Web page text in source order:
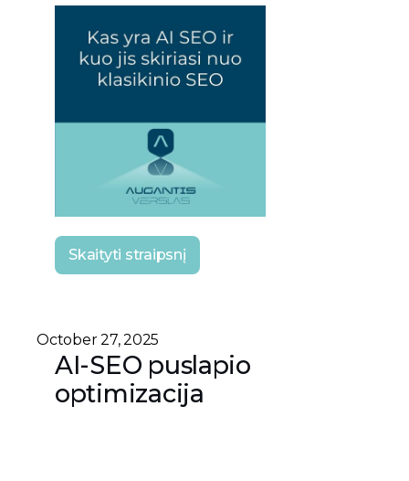
Skaityti straipsnį
October 27, 2025
AI-SEO puslapio
optimizacija